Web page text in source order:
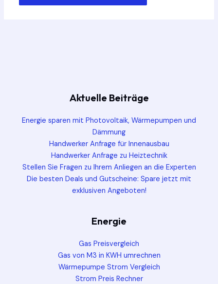
Aktuelle Beiträge
Energie sparen mit Photovoltaik, Wärmepumpen und
Dämmung
Handwerker Anfrage für Innenausbau
Handwerker Anfrage zu Heiztechnik
Stellen Sie Fragen zu Ihrem Anliegen an die Experten
Die besten Deals und Gutscheine: Spare jetzt mit
exklusiven Angeboten!
Energie
Gas Preisvergleich
Gas von M3 in KWH umrechnen
Wärmepumpe Strom Vergleich
Strom Preis Rechner